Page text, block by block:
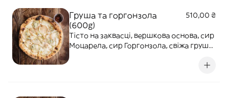
Груша та горгонзола
(600g)
510,00 ₴
Тісто на заквасці, вершкова основа, сир
Моцарела, сир Горгонзола, свіжа груша,